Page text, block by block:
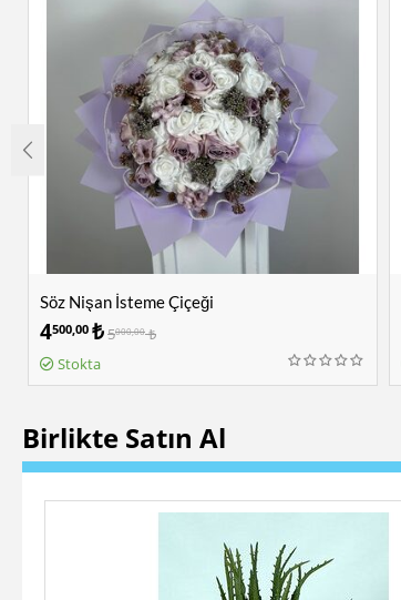
Söz Nişan İsteme Çiçeği
4500,00 ₺5000,00 ₺
Stokta
Birlikte Satın Al